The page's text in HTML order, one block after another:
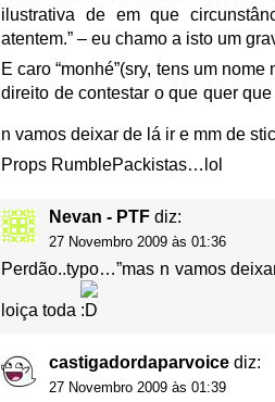
ilustrativa de em que
atentem.” – eu chamo a isto um
E caro “monhé”(sry, tens um
direito de contestar o que quer
n vamos deixar de lá ir e mm de
Props RumblePackistas…lol
Nevan - PTF diz:
27 Novembro 2009 às 01:36
Perdão..typo…”mas n vamos
loiça toda
castigadordaparvoice diz:
27 Novembro 2009 às 01:39